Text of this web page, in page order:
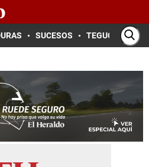
SUCESOS TEGUCIGALPA